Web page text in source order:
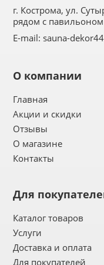
г. Кострома, ул.
рядом с
E-mail:sauna-
О компании
Главная
Акции и скидки
Отзывы
О магазине
Контакты
Для
Каталог товаров
Услуги
Доставка и оплата
Для покупателей